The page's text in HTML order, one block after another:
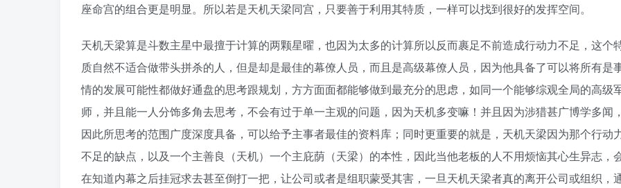
座命宫的组合更是明显。所以若是天机天梁同宫，只要善于利用其特质，一样可以找到很好的发挥空间。
天机天梁算是斗数主星中最擅于计算的两颗星曜，也因为太多的计算所以反而裹足不前造成行动力不足，这个
质自然不适合做带头拼杀的人，但是却是最佳的幕僚人员，而且是高级幕僚人员，因为他具备了可以将所有是
情的发展可能性都做好通盘的思考跟规划，方方面面都能够做到最充分的思虑，如同一个能够综观全局的高级
师，并且能一人分饰多角去思考，不会有过于单一主观的问题，因为天机多变嘛！并且因为涉猎甚广博学多闻
因此所思考的范围广度深度具备，可以给予主事者最佳的资料库；同时更重要的就是，天机天梁因为那个行动
不足的缺点，以及一个主善良（天机）一个主庇荫（天梁）的本性，因此当他老板的人不用烦恼其心生异志，
在知道内幕之后挂冠求去甚至倒打一把，让公司或者是组职蒙受其害，一旦天机天梁者真的离开公司或组织，